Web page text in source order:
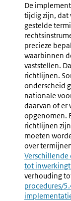
De
tijdig zijn, dat
gestelde
precieze
waarbinnen
vaststellen.
richtlijnen.
onderscheid
nationale
daarvan of er
opgenomen.
richtlijnen
moeten
over
tot
verhouding
procedures/